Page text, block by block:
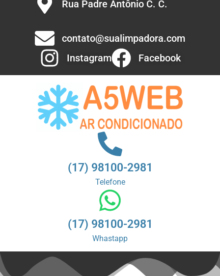
Rua Padre Antônio C. C.
contato@sualimpadora.com
Instagram
Facebook
(17) 98100-2981
Telefone
(17) 98100-2981
Whastapp